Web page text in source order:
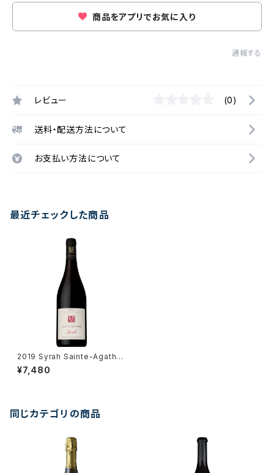
商品をアプリでお気に入り
通報する
レビュー (0)
送料・配送方法について
お支払い方法について
最近チェックした商品
2019 Syrah Sainte-Agathe
/ Dm. Georges Vernay
¥7,480
同じカテゴリの商品